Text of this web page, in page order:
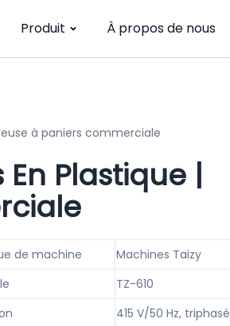
Produit À propos de nous
à paniers commerciale
En Plastique |
de machine
Machines Taizy
TZ-610
415 V/50 Hz, triphasé